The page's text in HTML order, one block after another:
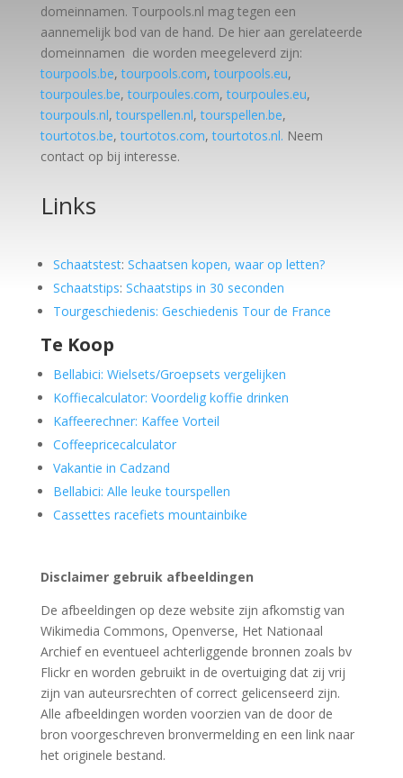
domeinnamen. Tourpools.nl mag tegen een
aannemelijk bod van de hand. De hier aan gerelateerde
domeinnamen die worden meegeleverd zijn:
tourpools.be,tourpools.com,tourpools.eu,
tourpoules.be,tourpoules.com,tourpoules.eu,
tourpouls.nl,tourspellen.nl,tourspellen.be,
tourtotos.be,tourtotos.com,tourtotos.nl. Neem
contact op bij interesse.
Links
Schaatstest: Schaatsen kopen, waar op letten?
Schaatstips: Schaatstips in 30 seconden
Tourgeschiedenis: Geschiedenis Tour de France
Te Koop
Bellabici: Wielsets/Groepsets vergelijken
Koffiecalculator: Voordelig koffie drinken
Kaffeerechner: Kaffee Vorteil
Coffeepricecalculator
Vakantie in Cadzand
Bellabici: Alle leuke tourspellen
Cassettes racefiets mountainbike
Disclaimer gebruik afbeeldingen
De afbeeldingen op deze website zijn afkomstig van
Wikimedia Commons, Openverse, Het Nationaal
Archief en eventueel achterliggende bronnen zoals bv
Flickr en worden gebruikt in de overtuiging dat zij vrij
zijn van auteursrechten of correct gelicenseerd zijn.
Alle afbeeldingen worden voorzien van de door de
bron voorgeschreven bronvermelding en een link naar
het originele bestand.